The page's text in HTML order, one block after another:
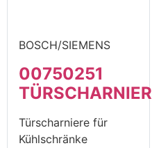
BOSCH/SIEMENS
00750251
TÜRSCHARNIER
Türscharniere für
Kühlschränke